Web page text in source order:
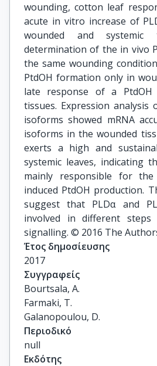
wounding, cotton leaf
acute in vitro increase of
wounded and systemic
determination of the in vivo
the same wounding
PtdOH formation only in
late response of a
tissues. Εxpression analysis
isoforms showed mRNA
isoforms in the wounded
exerts a high and
systemic leaves, indicating
mainly responsible for the
induced PtdOH production.
suggest that PLDα and
involved in different
signalling. © 2016 The
Έτος δημοσίευσης
2017
Συγγραφείς
Bourtsala, A.
Farmaki, T.
Galanopoulou, D.
Περιοδικό
null
Εκδότης